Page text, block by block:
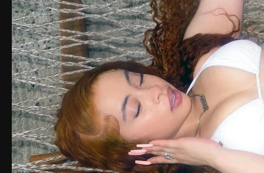
слушателей. Её творчество было высоко оценено
Music Award как "Лучший новый артист".